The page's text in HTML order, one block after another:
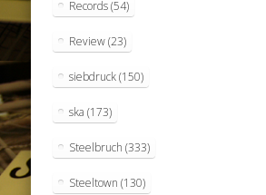
Records(54)
Review(23)
siebdruck(150)
ska (173)
Steelbruch (333)
Steeltown (130)